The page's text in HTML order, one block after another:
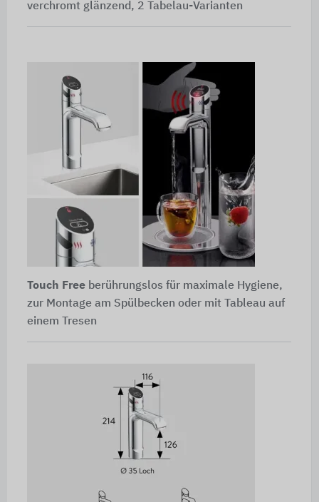
verchromt glänzend, 2 Tabelau-Varianten
Touch Freeberührungslos für maximale Hygiene,
zur Montage am Spülbecken oder mit Tableau auf
einem Tresen